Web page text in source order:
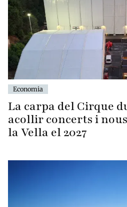
Economia
La carpa del Cirque
acollir concerts i
la Vella el 2027